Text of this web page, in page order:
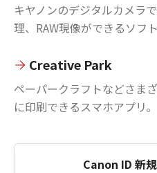
キヤノンのデジタルカメラ
理、RAW現像ができるソフト
Creative Park
ペーパークラフトなどさま
に印刷できるスマホアプリ。
Canon ID 新